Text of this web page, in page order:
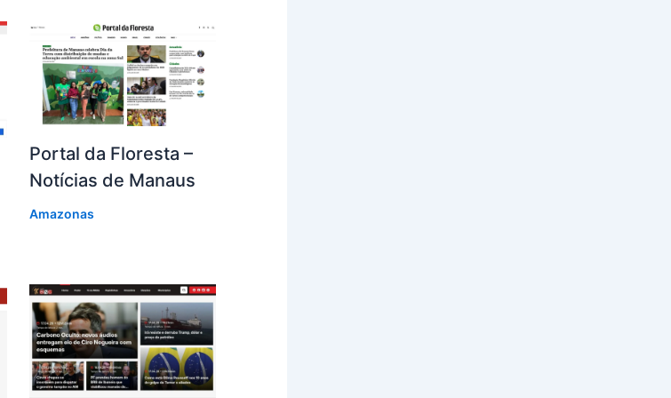
Portal da Floresta –
Notícias de Manaus
Amazonas